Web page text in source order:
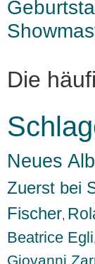
Die
Neues
Zuerst bei
Fischer,
Beatrice Egli,
Giovanni